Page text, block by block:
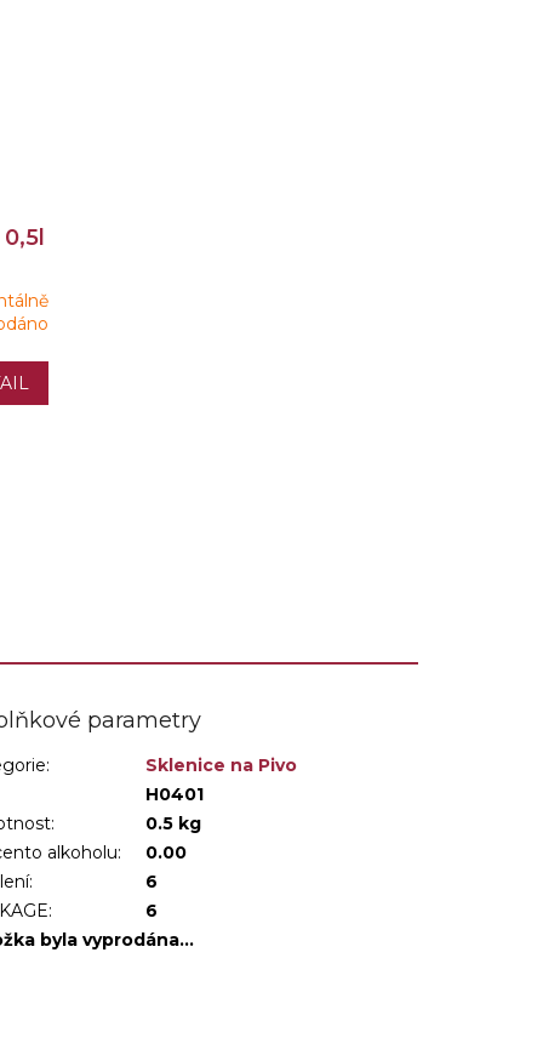
parametry
:
Sklenice na Pivo
H0401
:
0.5 kg
alkoholu:
0.00
:
6
:
6
byla vyprodána…